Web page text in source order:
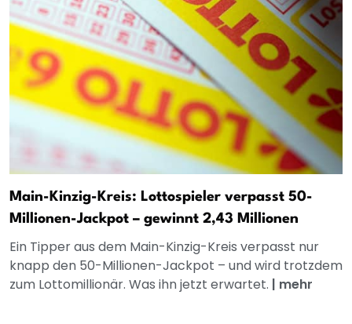
Main-Kinzig-Kreis: Lottospieler verpasst 50-
Millionen-Jackpot – gewinnt 2,43 Millionen
Ein Tipper aus dem Main-Kinzig-Kreis verpasst nur
knapp den 50-Millionen-Jackpot – und wird trotzdem
zum Lottomillionär. Was ihn jetzt erwartet. | mehr